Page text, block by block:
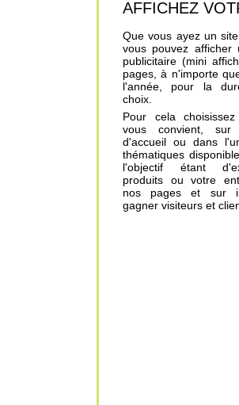
AFFICHEZ
Que vous ayez un
vous pouvez afficher
publicitaire (mini
pages, à n'importe
l'année, pour la
choix.
Pour cela
vous convient, sur
d'accueil ou dans
thématiques
l'objectif étant
produits ou votre
nos pages et sur
gagner visiteurs et